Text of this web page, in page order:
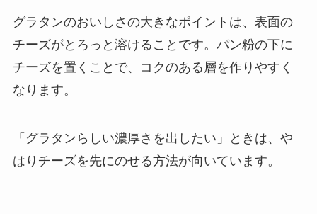
グラタンのおいしさの大きなポイントは、表面の
チーズがとろっと溶けることです。パン粉の下に
チーズを置くことで、コクのある層を作りやすく
なります。
「グラタンらしい濃厚さを出したい」ときは、や
はりチーズを先にのせる方法が向いています。